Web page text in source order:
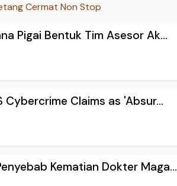
Cermat Non Stop
Pigai Bentuk Tim Asesor Ak...
Cybercrime Claims as 'Absur...
Kematian Dokter Maga...